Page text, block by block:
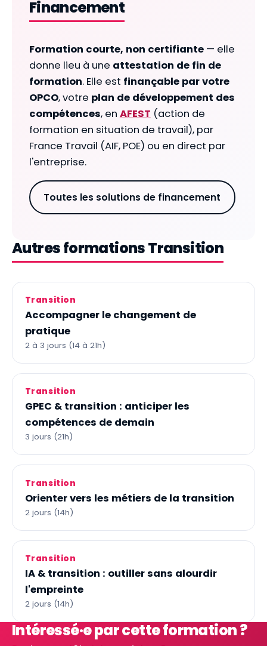
Financement
Formation courte, non certifiante— elle
donne lieu à une attestation de fin de
formation. Elle est finançable par votre
OPCO, votre plan de développement des
compétences, en AFEST (action de
formation en situation de travail), par
France Travail (AIF, POE) ou en direct par
l'entreprise.
Toutes les solutions de financement
Autres formations Transition
Transition
Accompagner le changement de
pratique
2 à 3 jours (14 à 21h)
Transition
GPEC & transition : anticiper les
compétences de demain
3 jours (21h)
Transition
Orienter vers les métiers de la transition
2 jours (14h)
Transition
IA & transition : outiller sans alourdir
l'empreinte
2 jours (14h)
Intéressé·e par cette formation ?